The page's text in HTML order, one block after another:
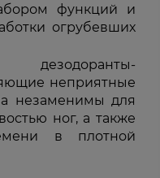
функций и
огрубевших
дезодоранты-
неприятные
незаменимы для
ног, а также
в плотной